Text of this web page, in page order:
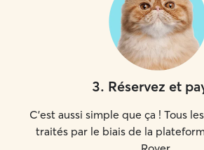
3. Réservez et
C'est aussi simple que ça ! Tous
traités par le biais de la